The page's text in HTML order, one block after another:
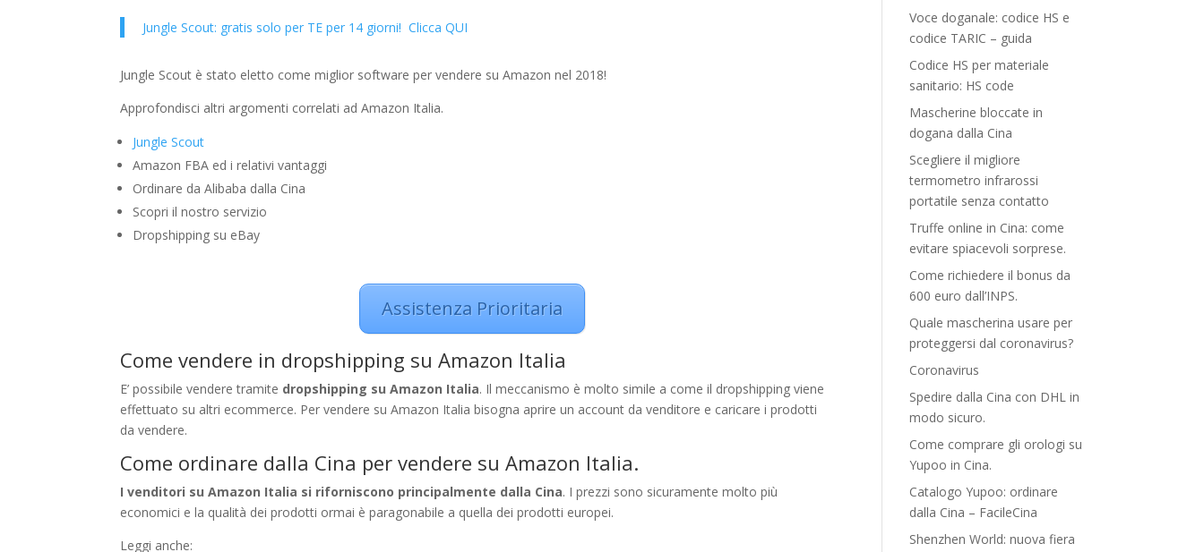
Jungle Scout: gratis solo per TE per 14 giorni! Clicca QUI
Jungle Scout è stato eletto come miglior software per vendere su Amazon nel 2018!
Approfondisci altri argomenti correlati ad Amazon Italia.
Jungle Scout
Amazon FBA ed i relativi vantaggi
Ordinare da Alibaba dalla Cina
Scopri il nostro servizio
Dropshipping su eBay
Assistenza Prioritaria
Come vendere in dropshipping su Amazon Italia
E’ possibile vendere tramite dropshipping su Amazon Italia. Il meccanismo è molto simile a come il dropshipping viene
effettuato su altri ecommerce. Per vendere su Amazon Italia bisogna aprire un account da venditore e caricare i prodotti
da vendere.
Come ordinare dalla Cina per vendere su Amazon Italia.
I venditori su Amazon Italia si riforniscono principalmente dalla Cina. I prezzi sono sicuramente molto più
economici e la qualità dei prodotti ormai è paragonabile a quella dei prodotti europei.
Leggi anche:
Voce doganale: codice HS e
codice TARIC – guida
Codice HS per materiale
sanitario: HS code
Mascherine bloccate in
dogana dalla Cina
Scegliere il migliore
termometro infrarossi
portatile senza contatto
Truffe online in Cina: come
evitare spiacevoli sorprese.
Come richiedere il bonus da
600 euro dall’INPS.
Quale mascherina usare per
proteggersi dal coronavirus?
Coronavirus
Spedire dalla Cina con DHL in
modo sicuro.
Come comprare gli orologi su
Yupoo in Cina.
Catalogo Yupoo: ordinare
dalla Cina – FacileCina
Shenzhen World: nuova fiera